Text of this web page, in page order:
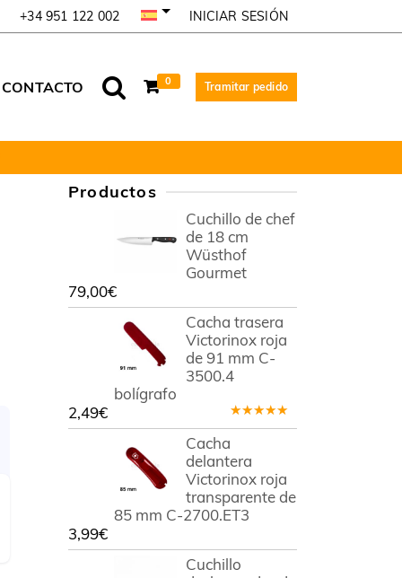
+34 951 122 002 INICIAR SESIÓN
CONTACTO 0 Tramitar pedido
Productos
Cuchillo de chef
de 18 cm
Wüsthof
Gourmet
79,00€
Cacha trasera
Victorinox roja
de 91 mm C-
3500.4
bolígrafo
Valorado
2,49€
Cacha
delantera
Victorinox roja
transparente de
85 mm C-2700.ET3
3,99€
Cuchillo